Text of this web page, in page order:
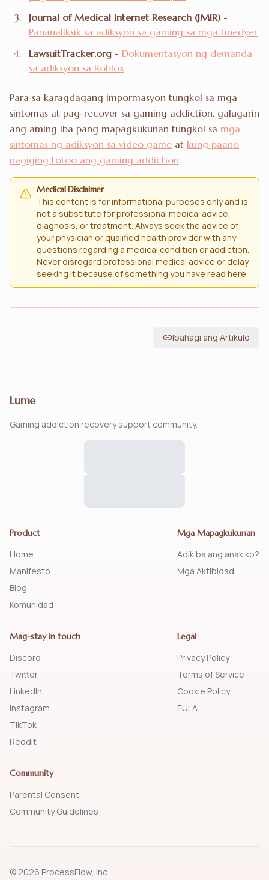
Journal of Medical Internet Research (JMIR)-
Pananaliksik sa adiksyon sa gaming sa mga tinedyer
LawsuitTracker.org - Dokumentasyon ng demanda
sa adiksyon sa Roblox
Para sa karagdagang impormasyon tungkol sa mga
sintomas at pag-recover sa gaming addiction, galugarin
ang aming iba pang mapagkukunan tungkol sa mga
sintomas ng adiksyon sa video game at kung paano
nagiging totoo ang gaming addiction.
Medical Disclaimer
This content is for informational purposes only and is
not a substitute for professional medical advice,
diagnosis, or treatment. Always seek the advice of
your physician or qualified health provider with any
questions regarding a medical condition or addiction.
Never disregard professional medical advice or delay
seeking it because of something you have read here.
Ibahagi ang Artikulo
Lume
Gaming addiction recovery support community.
Product
Home
Manifesto
Blog
Komunidad
Mga Mapagkukunan
Adik ba ang anak ko?
Mga Aktibidad
Mag-stay in touch
Discord
Twitter
LinkedIn
Instagram
TikTok
Reddit
Legal
Privacy Policy
Terms of Service
Cookie Policy
EULA
Community
Parental Consent
Community Guidelines
© 2026 ProcessFlow, Inc.